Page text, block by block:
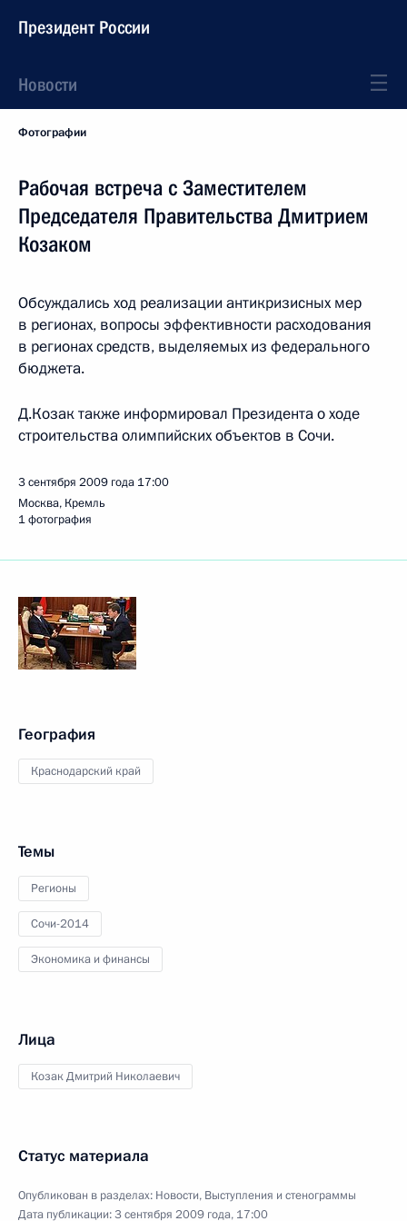
Президент России
Новости
Фотографии
Рабочая встреча с Заместителем
Председателя Правительства Дмитрием
Козаком
Обсуждались ход реализации антикризисных мер
в регионах, вопросы эффективности расходования
в регионах средств, выделяемых из федерального
бюджета.
Д.Козак также информировал Президента о ходе
строительства олимпийских объектов в Сочи.
3 сентября 2009 года 17:00
Москва, Кремль
1 фотография
География
Краснодарский край
Темы
Регионы
Сочи-2014
Экономика и финансы
Лица
Козак Дмитрий Николаевич
Статус материала
Опубликован в разделах: Новости, Выступления и стенограммы
Дата публикации:3 сентября 2009 года, 17:00